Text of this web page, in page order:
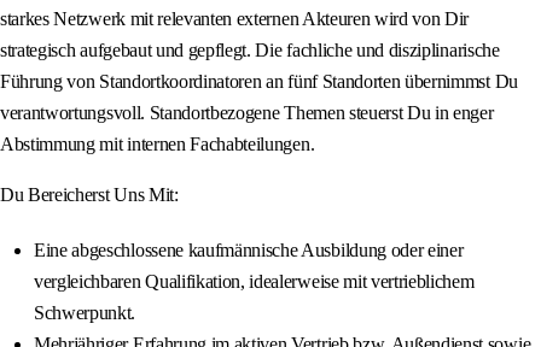
starkes Netzwerk mit relevanten externen Akteuren wird von Dir
strategisch aufgebaut und gepflegt. Die fachliche und disziplinarische
Führung von Standortkoordinatoren an fünf Standorten übernimmst Du
verantwortungsvoll. Standortbezogene Themen steuerst Du in enger
Abstimmung mit internen Fachabteilungen.
Du Bereicherst Uns Mit:
Eine abgeschlossene kaufmännische Ausbildung oder einer
vergleichbaren Qualifikation, idealerweise mit vertrieblichem
Schwerpunkt.